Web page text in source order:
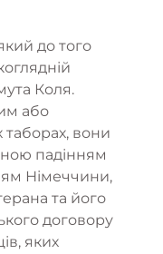
до того
Коля.
або
вони
падінням
Німеччини,
та його
договору
яких